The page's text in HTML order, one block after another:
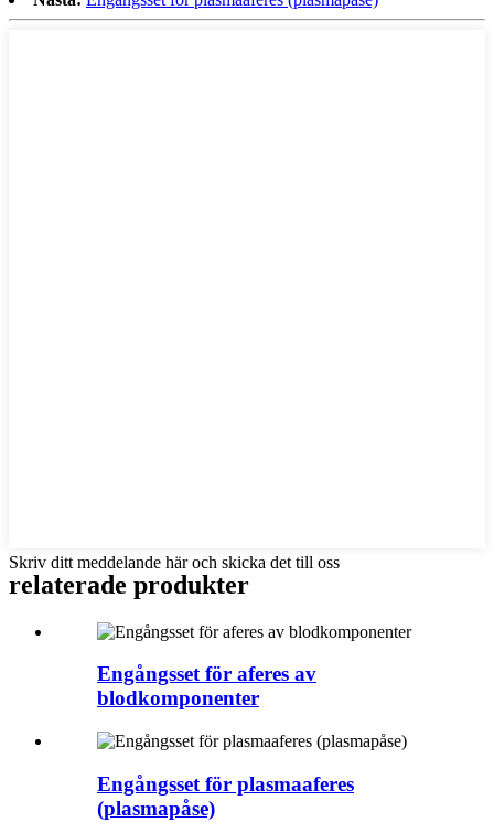
Skriv ditt meddelande här och skicka det till oss
relaterade produkter
Engångsset för aferes av
blodkomponenter
Engångsset för plasmaaferes
(plasmapåse)